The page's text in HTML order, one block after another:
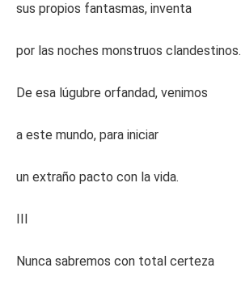
sus propios fantasmas, inventa
por las noches monstruos clandestinos.
De esa lúgubre orfandad, venimos
a este mundo, para iniciar
un extraño pacto con la vida.
III
Nunca sabremos con total certeza